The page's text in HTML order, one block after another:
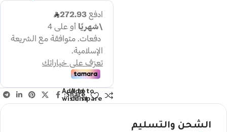
Add to
compare
Add to
wishlist
Share:
الشحن والتسليم